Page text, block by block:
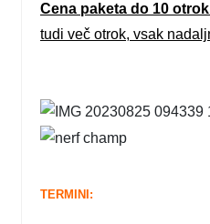
Cena paketa do 10
tudi več otrok, vsak
TERMINI: